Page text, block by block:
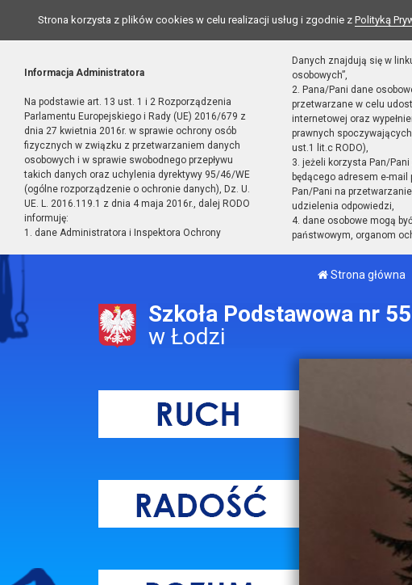
Strona korzysta z plików cookies w celu realizacji usług i zgodnie z Polityką
Informacja Administratora
Na podstawie art. 13 ust. 1 i 2 Rozporządzenia
Parlamentu Europejskiego i Rady (UE) 2016/679 z
dnia 27 kwietnia 2016r. w sprawie ochrony osób
fizycznych w związku z przetwarzaniem danych
osobowych i w sprawie swobodnego przepływu
takich danych oraz uchylenia dyrektywy 95/46/WE
(ogólne rozporządzenie o ochronie danych), Dz. U.
UE. L. 2016.119.1 z dnia 4 maja 2016r., dalej RODO
informuję:
1. dane Administratora i Inspektora Ochrony
Danych znajdują się w
osobowych”,
2. Pana/Pani dane
przetwarzane w celu
internetowej oraz
prawnych
ust.1 lit.c RODO),
3. jeżeli korzysta Pan/
będącego adresem e-
Pan/Pani na
udzielenia odpowiedzi,
4. dane osobowe mogą
państwowym, organom
Strona główna
Szkoła Podstawowa nr
w Łodzi